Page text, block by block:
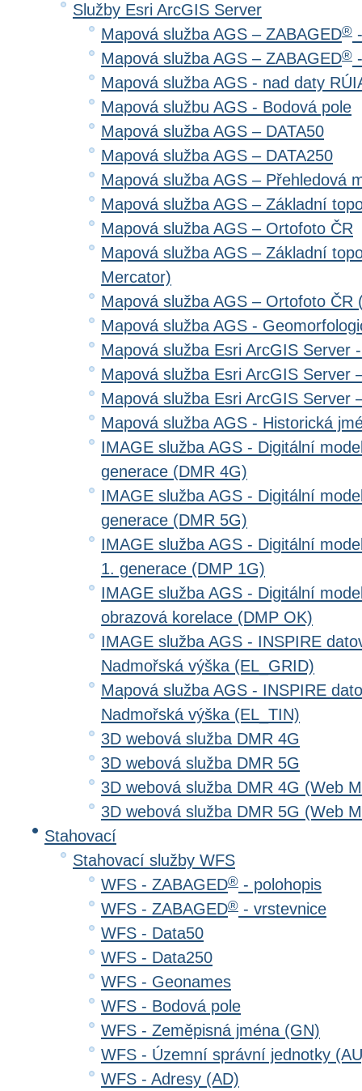
Služby Esri ArcGIS Server
Mapová služba AGS – ZABAGED®
Mapová služba AGS – ZABAGED®
Mapová služba AGS - nad daty
Mapová službu AGS - Bodová pole
Mapová služba AGS – DATA50
Mapová služba AGS – DATA250
Mapová služba AGS – Přehledová
Mapová služba AGS – Základní
Mapová služba AGS – Ortofoto ČR
Mapová služba AGS – Základní
Mercator)
Mapová služba AGS – Ortofoto ČR
Mapová služba AGS -
Mapová služba Esri ArcGIS Server
Mapová služba Esri ArcGIS Server
Mapová služba Esri ArcGIS Server
Mapová služba AGS - Historická
IMAGE služba AGS - Digitální
generace (DMR 4G)
IMAGE služba AGS - Digitální
generace (DMR 5G)
IMAGE služba AGS - Digitální
1. generace (DMP 1G)
IMAGE služba AGS - Digitální
obrazová korelace (DMP OK)
IMAGE služba AGS - INSPIRE
Nadmořská výška (EL_GRID)
Mapová služba AGS - INSPIRE
Nadmořská výška (EL_TIN)
3D webová služba DMR 4G
3D webová služba DMR 5G
3D webová služba DMR 4G (Web
3D webová služba DMR 5G (Web
Stahovací
Stahovací služby WFS
WFS - ZABAGED® - polohopis
WFS - ZABAGED® - vrstevnice
WFS - Data50
WFS - Data250
WFS - Geonames
WFS - Bodová pole
WFS - Zeměpisná jména (GN)
WFS - Územní správní jednotky
WFS - Adresy (AD)